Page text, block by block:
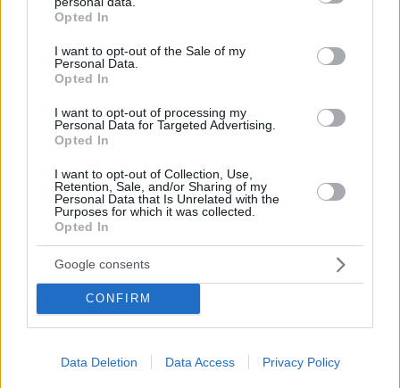
grant or deny consent to Google and its third-party tags to
use your data for below specified purposes in below Google
consent section.
Opted In
I want to opt-out of the Sale of my
Personal Data.
Opted In
I want to opt-out of processing my
Personal Data for Targeted Advertising.
Opted In
I want to opt-out of Collection, Use,
Retention, Sale, and/or Sharing of my
Personal Data that Is Unrelated with the
Purposes for which it was collected.
Opted In
Google consents
CONFIRM
Data Deletion Data Access Privacy Policy
Πήγαν να κλέψουν καλώδια στον Άγιο Στέφανο, ο
δύο συνεργοί του τον παράτησαν νεκρό σε
αυτοκίνητο